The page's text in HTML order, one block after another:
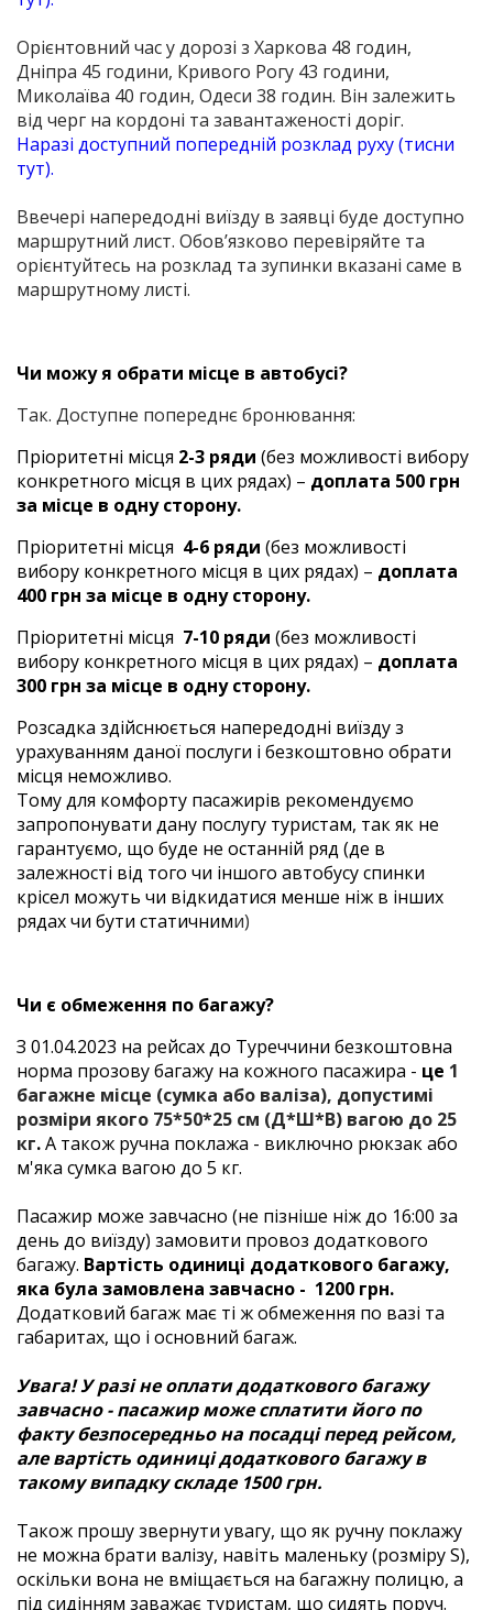
Орієнтовний час у дорозі з Харкова 48 годин,
Дніпра 45 години, Кривого Рогу 43 години,
Миколаїва 40 годин, Одеси 38 годин. Він залежить
від черг на кордоні та завантаженості доріг.
Наразі доступний попередній розклад руху (тисни
тут).
Ввечері напередодні виїзду в заявці буде доступно
маршрутний лист. Обов’язково перевіряйте та
орієнтуйтесь на розклад та зупинки вказані саме в
маршрутному листі.
Чи можу я обрати місце в автобусі?
Так. Доступне попереднє бронювання:
Пріоритетні місця 2-3 ряди (без можливості вибору
конкретного місця в цих рядах) – доплата 500 грн
за місце в одну сторону.
Пріоритетні місця 4-6 ряди (без можливості
вибору конкретного місця в цих рядах) – доплата
400 грн за місце в одну сторону.
Пріоритетні місця 7-10 ряди (без можливості
вибору конкретного місця в цих рядах) – доплата
300 грн за місце в одну сторону.
Розсадка здійснюється напередодні виїзду з
урахуванням даної послуги і безкоштовно обрати
місця неможливо.
Тому для комфорту пасажирів рекомендуємо
запропонувати дану послугу туристам, так як не
гарантуємо, що буде не останній ряд (де в
залежності від того чи іншого автобусу спинки
крісел можуть чи відкидатися менше ніж в інших
рядах чи бути статичними)
Чи є обмеження по багажу?
З 01.04.2023 на рейсах до Туреччини безкоштовна
норма прозову багажу на кожного пасажира - це 1
багажне місце (сумка або валіза), допустимі
розміри якого 75*50*25 см (Д*Ш*В) вагою до 25
кг.А також ручна поклажа - виключно рюкзак або
м'яка сумка вагою до 5 кг.
Пасажир може завчасно (не пізніше ніж до 16:00 за
день до виїзду) замовити провоз додаткового
багажу. Вартість одиниці додаткового багажу,
яка була замовлена завчасно - 1200 грн.
Додатковий багаж має ті ж обмеження по вазі та
габаритах, що і основний багаж.
Увага! У разі не оплати додаткового багажу
завчасно - пасажир може сплатити його по
факту безпосередньо на посадці перед рейсом,
але вартість одиниці додаткового багажу в
такому випадку складе 1500 грн.
Також прошу звернути увагу, що як ручну поклажу
не можна брати валізу, навіть маленьку (розміру S),
оскільки вона не вміщається на багажну полицю, а
під сидінням заважає туристам, що сидять поруч.